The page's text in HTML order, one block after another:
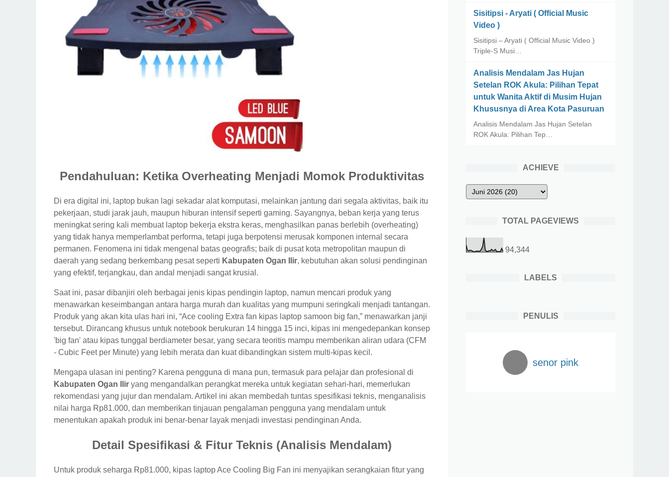
Pendahuluan: Ketika Overheating Menjadi Momok Produktivitas
Di era digital ini, laptop bukan lagi sekadar alat komputasi, melainkan jantung dari segala aktivitas, baik itu
pekerjaan, studi jarak jauh, maupun hiburan intensif seperti gaming. Sayangnya, beban kerja yang terus
meningkat sering kali membuat laptop bekerja ekstra keras, menghasilkan panas berlebih (overheating)
yang tidak hanya memperlambat performa, tetapi juga berpotensi merusak komponen internal secara
permanen. Fenomena ini tidak mengenal batas geografis; baik di pusat kota metropolitan maupun di
daerah yang sedang berkembang pesat seperti Kabupaten Ogan Ilir, kebutuhan akan solusi pendinginan
yang efektif, terjangkau, dan andal menjadi sangat krusial.
Saat ini, pasar dibanjiri oleh berbagai jenis kipas pendingin laptop, namun mencari produk yang
menawarkan keseimbangan antara harga murah dan kualitas yang mumpuni seringkali menjadi tantangan.
Produk yang akan kita ulas hari ini, “Ace cooling Extra fan kipas laptop samoon big fan,” menawarkan janji
tersebut. Dirancang khusus untuk notebook berukuran 14 hingga 15 inci, kipas ini mengedepankan konsep
'big fan' atau kipas tunggal berdiameter besar, yang secara teoritis mampu memberikan aliran udara (CFM
- Cubic Feet per Minute) yang lebih merata dan kuat dibandingkan sistem multi-kipas kecil.
Mengapa ulasan ini penting? Karena pengguna di mana pun, termasuk para pelajar dan profesional di
Kabupaten Ogan Ilir yang mengandalkan perangkat mereka untuk kegiatan sehari-hari, memerlukan
rekomendasi yang jujur dan mendalam. Artikel ini akan membedah tuntas spesifikasi teknis, menganalisis
nilai harga Rp81.000, dan memberikan tinjauan pengalaman pengguna yang mendalam untuk
menentukan apakah produk ini benar-benar layak menjadi investasi pendinginan Anda.
Detail Spesifikasi & Fitur Teknis (Analisis Mendalam)
Untuk produk seharga Rp81.000, kipas laptop Ace Cooling Big Fan ini menyajikan serangkaian fitur yang
Sisitipsi - Aryati ( Official Music
Video )
Sisitipsi – Aryati ( Official Music Video )
Triple-S Musi…
Analisis Mendalam Jas Hujan
Setelan ROK Akula: Pilihan Tepat
untuk Wanita Aktif di Musim Hujan
Khususnya di Area Kota Pasuruan
Analisis Mendalam Jas Hujan Setelan
ROK Akula: Pilihan Tep…
ACHIEVE
TOTAL PAGEVIEWS
94,344
LABELS
PENULIS
senor pink